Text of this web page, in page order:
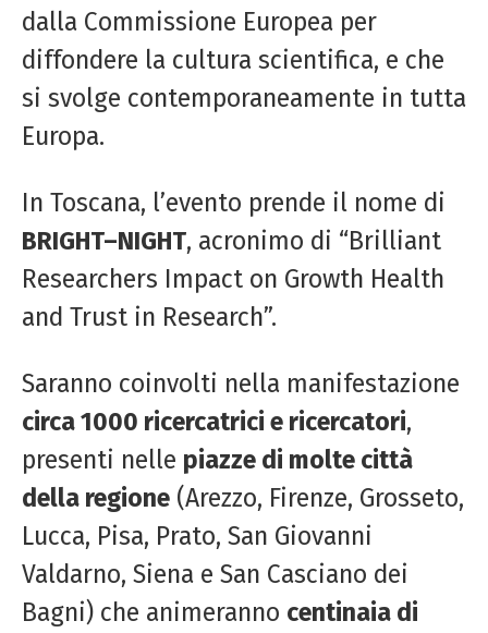
dalla Commissione Europea per
diffondere la cultura scientifica, e che
si svolge contemporaneamente in tutta
Europa.
In Toscana, l’evento prende il nome di
BRIGHT–NIGHT, acronimo di “Brilliant
Researchers Impact on Growth Health
and Trust in Research”.
Saranno coinvolti nella manifestazione
circa 1000 ricercatrici e ricercatori,
presenti nelle piazze di molte città
della regione (Arezzo, Firenze, Grosseto,
Lucca, Pisa, Prato, San Giovanni
Valdarno, Siena e San Casciano dei
Bagni) che animeranno centinaia di